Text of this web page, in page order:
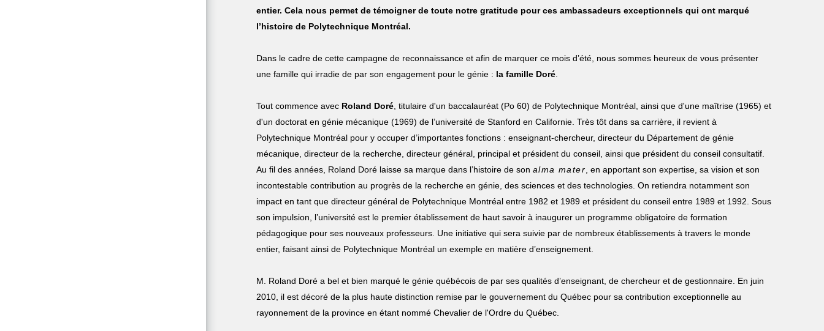
entier. Cela nous permet de témoigner de toute notre gratitude pour ces ambassadeurs exceptionnels qui ont marqué
l’histoire de Polytechnique Montréal.
Dans le cadre de cette campagne de reconnaissance et afin de marquer ce mois d’été, nous sommes heureux de vous présenter
une famille qui irradie de par son engagement pour le génie : la famille Doré
Tout commence avec Roland Doré , titulaire d'un baccalauréat (Po 60) de Polytechnique Montréal, ainsi que d'une maîtrise (1965) et
d'un doctorat en génie mécanique (1969) de l’université de Stanford en Californie. Très tôt dans sa carrière, il revient à
Polytechnique Montréal pour y occuper d’importantes fonctions : enseignant-chercheur, directeur du Département de génie
mécanique, directeur de la recherche, directeur général, principal et président du conseil, ainsi que président du conseil consultatif.
Au fil des années, Roland Doré laisse sa marque dans l’histoire de son alma mater , en apportant son expertise, sa vision et son
incontestable contribution au progrès de la recherche en génie, des sciences et des technologies. On retiendra notamment son
impact en tant que directeur général de Polytechnique Montréal entre 1982 et 1989 et président du conseil entre 1989 et 1992. Sous
son impulsion, l’université est le premier établissement de haut savoir à inaugurer un programme obligatoire de formation
pédagogique pour ses nouveaux professeurs. Une initiative qui sera suivie par de nombreux établissements à travers le monde
entier, faisant ainsi de Polytechnique Montréal un exemple en matière d’enseignement.
M. Roland Doré a bel et bien marqué le génie québécois de par ses qualités d’enseignant, de chercheur et de gestionnaire. En juin
2010, il est décoré de la plus haute distinction remise par le gouvernement du Québec pour sa contribution exceptionnelle au
rayonnement de la province en étant nommé Chevalier de l'Ordre du Québec.